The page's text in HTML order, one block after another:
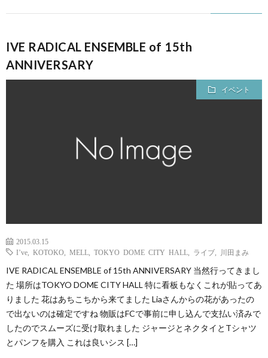
IVE RADICAL ENSEMBLE of 15th
ANNIVERSARY
イベント
2015.03.15
I’ve
KOTOKO MELL TOKYO DOME CITY HALL ライブ 川田まみ
IVE RADICAL ENSEMBLE of 15th ANNIVERSARY 当然行ってきまし
た 場所はTOKYO DOME CITY HALL 特に看板もなくこれが貼ってあ
りました 花はあちこちから来てました Liaさんからの花があったの
で出ないのは確定ですね 物販はFCで事前に申し込んで支払い済みで
したのでスムーズに受け取れました ジャージとネクタイとTシャツ
とパンフを購入 これは良いシス […]